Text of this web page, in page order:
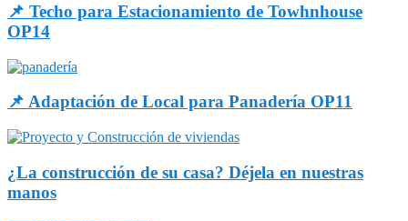
📌 Techo para Estacionamiento de Towhnhouse
OP14
📌 Adaptación de Local para Panadería OP11
¿La construcción de su casa? Déjela en nuestras
manos